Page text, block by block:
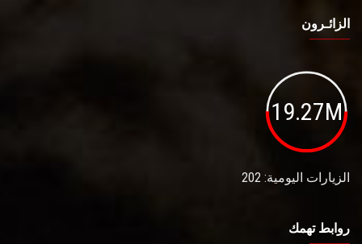
الزائـرون
19.27M
الزيارات اليومية: 202
روابط تهمك